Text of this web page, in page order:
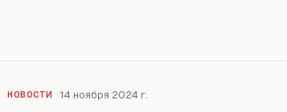
НОВОСТИ 14 ноября 2024 г.